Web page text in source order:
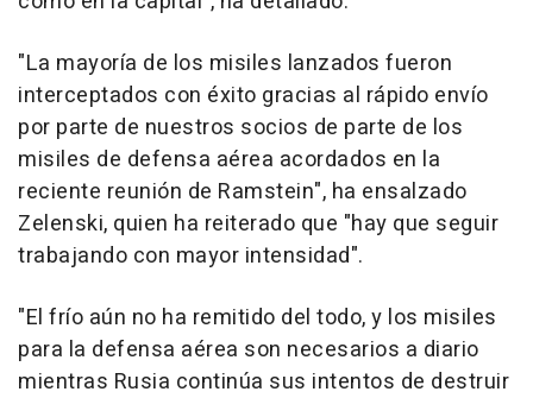
"La mayoría de los misiles lanzados fueron
interceptados con éxito gracias al rápido envío
por parte de nuestros socios de parte de los
misiles de defensa aérea acordados en la
reciente reunión de Ramstein", ha ensalzado
Zelenski, quien ha reiterado que "hay que seguir
trabajando con mayor intensidad".
"El frío aún no ha remitido del todo, y los misiles
para la defensa aérea son necesarios a diario
mientras Rusia continúa sus intentos de destruir